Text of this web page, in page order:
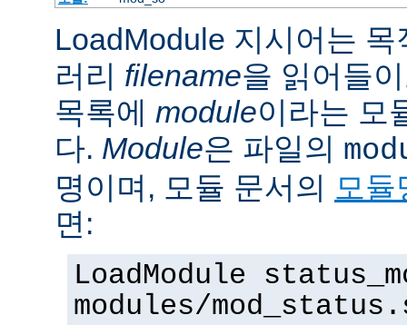
LoadModule 지시어는
러리 filename을 읽어들
목록에 module이라는 모
다. Module은 파일의
명이며, 모듈 문서의 모듈
면:
LoadModule
modules/